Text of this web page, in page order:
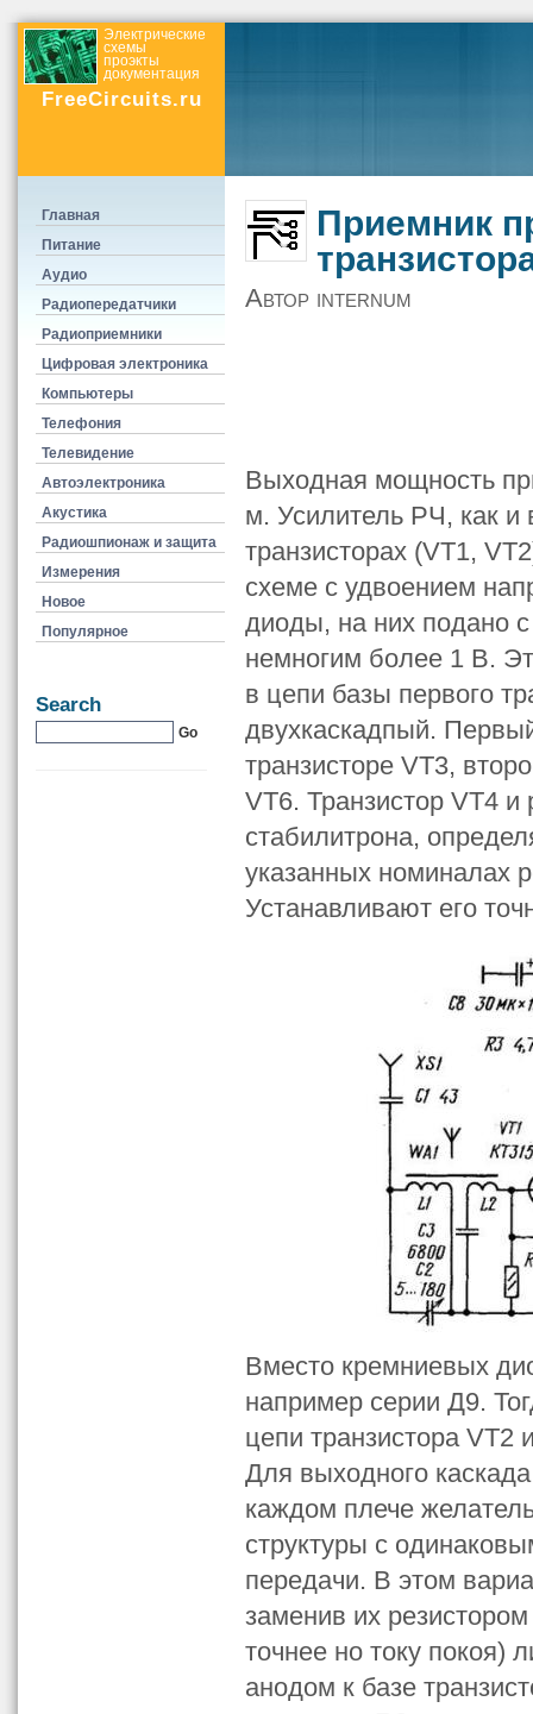
Электрические
схемы
проэкты
документация
FreeCircuits.ru
Приемник
Автор internum
Выходная мощность
м. Усилитель РЧ, как
транзисторах (VT1,
схеме с удвоением
диоды, на них подано
немногим более 1 В.
в цепи базы первого
двухкаскадпый.
транзисторе VT3,
VT6. Транзистор VT4
стабилитрона,
указанных номиналах
Устанавливают его
Вместо кремниевых
например серии Д9.
цепи транзистора
Для выходного
каждом плече
структуры с
передачи. В этом
заменив их
точнее но току
анодом к базе
Главная
Питание
Аудио
Радиопередатчики
Радиоприемники
Цифровая электроника
Компьютеры
Телефония
Телевидение
Автоэлектроника
Акустика
Радиошпионаж и защита
Измерения
Новое
Популярное
Search